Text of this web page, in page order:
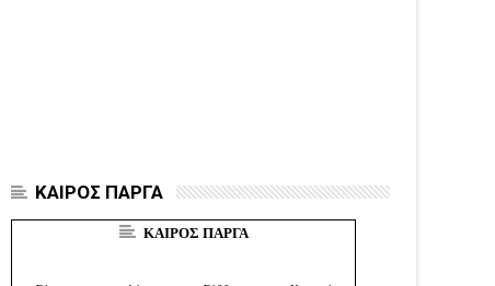
ΚΑΙΡΟΣ ΠΑΡΓΑ
ΚΑΙΡΟΣ ΠΑΡΓΑ